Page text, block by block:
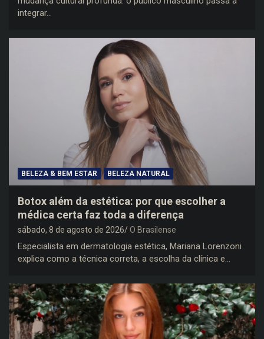
integrar…
BELEZA & BEM ESTAR BELEZA NATURAL
Botox além da estética: por que escolher a
médica certa faz toda a diferença
sábado, 8 de agosto de 2026 O Brasilense
Especialista em dermatologia estética, Mariana Lorenzoni
explica como a técnica correta, a escolha da clínica e…